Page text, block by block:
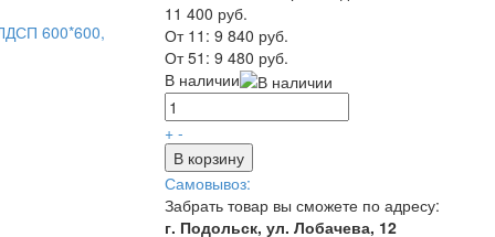
11 400 руб.
От 11: 9 840 руб.
От 51: 9 480 руб.
В наличии
+ -
В корзину
Самовывоз:
Забрать товар вы сможете по адресу:
г. Подольск, ул. Лобачева, 12